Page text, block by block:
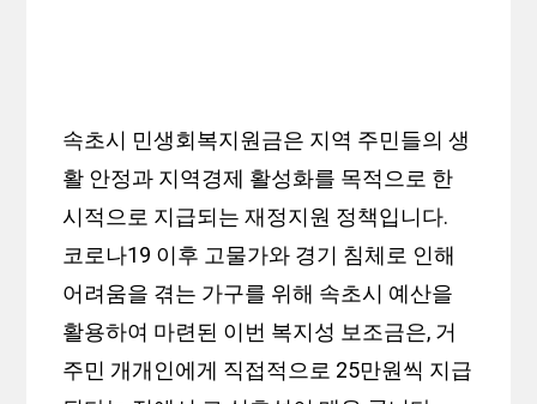
속초시 민생회복지원금은 지역 주민들의 생
활 안정과 지역경제 활성화를 목적으로 한
시적으로 지급되는 재정지원 정책입니다.
코로나19 이후 고물가와 경기 침체로 인해
어려움을 겪는 가구를 위해 속초시 예산을
활용하여 마련된 이번 복지성 보조금은, 거
주민 개개인에게 직접적으로 25만원씩 지급